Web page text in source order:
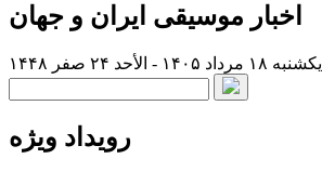
اخبار موسیقی ایران و جهان
یکشنبه ۱۸ مرداد ۱۴۰۵ - الأحد ۲۴ صفر ۱۴۴۸
رویداد ویژه